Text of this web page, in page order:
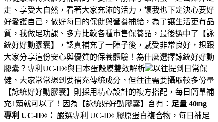
走、享受大自然，看著大家充沛的活力，讓我也下定決心要好
好愛護自己，做好每日的保健與營養補給，為了讓生活更有品
質，我做足功課、多方比較各種市售保養品，最後選中了【詠
統好好動膠囊】，認真補充了一陣子後，感受非常良好，想跟
大家分享這份安心與優質的保養體驗！為什麼選擇詠統好好動
膠囊？專利UC-II®與日本蛋殼膜雙效解析
以往提到日常保
健，大家常常想到要補充傳統成分，但往往需要攝取較多份量
【詠統好好動膠囊】則採用精心設計的複方搭配，每日簡單補
充1顆就可以了！因為【詠統好好動膠囊】含有： 足量 40mg
專利 UC-II®：
嚴選專利 UC-II® 膠原蛋白複合物，每日補足